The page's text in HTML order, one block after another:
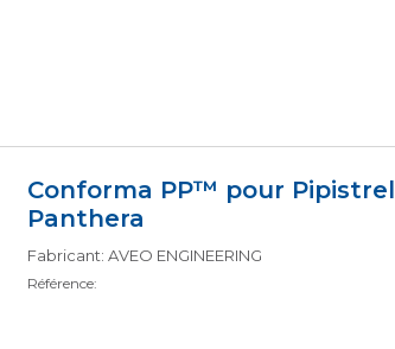
Conforma PP™ pour Pipistrel
Panthera
Fabricant: AVEO ENGINEERING
Référence: